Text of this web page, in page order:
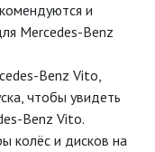
и
Mercedes-Benz
Benz Vito,
чтобы увидеть
Benz Vito.
колёс и дисков на